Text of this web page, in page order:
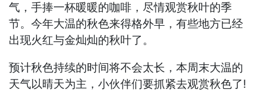
气，手捧一杯暖暖的咖啡，尽情观赏秋叶的季
节。今年大温的秋色来得格外早，有些地方已经
出现火红与金灿灿的秋叶了。
预计秋色持续的时间将不会太长，本周末大温的
天气以晴天为主，小伙伴们要抓紧去观赏秋色了!